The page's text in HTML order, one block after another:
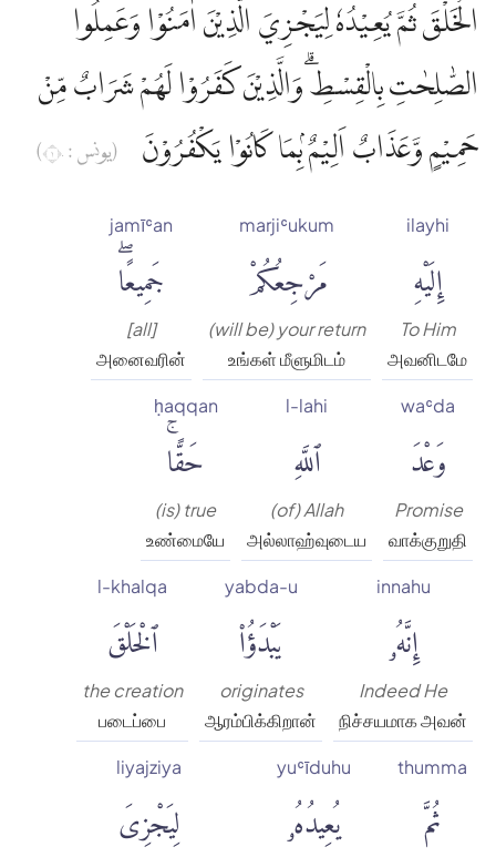
الْخَلْقَ ثُمَّ يُعِيْدُهٗ لِيَجْزِيَ الَّذِيْنَ اٰمَنُوْا وَعَمِلُوا
الصّٰلِحٰتِ بِالْقِسْطِۗ وَالَّذِيْنَ كَفَرُوْا لَهُمْ شَرَابٌ مِّنْ
حَمِيْمٍ وَّعَذَابٌ اَلِيْمٌ ۢبِمَا كَانُوْا يَكْفُرُوْنَ
(يونس : ١٠)
ilayhi
إِلَيْهِ
To Him
அவனிடமே
marjiʿukum
مَرْجِعُكُمْ
(will be) your return
உங்கள் மீளுமிடம்
jamīʿan
جَمِيعًاۖ
[all]
அனைவரின்
waʿda
وَعْدَ
Promise
வாக்குறுதி
l-lahi
ٱللَّهِ
(of) Allah
அல்லாஹ்வுடைய
ḥaqqan
حَقًّاۚ
(is) true
உண்மையே
innahu
إِنَّهُۥ
Indeed He
நிச்சயமாக அவன்
yabda-u
يَبْدَؤُا۟
originates
ஆரம்பிக்கிறான்
l-khalqa
ٱلْخَلْقَ
the creation
படைப்பை
thumma
ثُمَّ
yuʿīduhu
يُعِيدُهُۥ
liyajziya
لِيَجْزِىَ